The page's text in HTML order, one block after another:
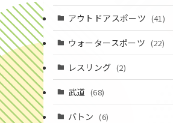
(37)
(18)
(43)
(52)
(20)
(14)
(10)
(16)
アウトドアスポーツ (41)
(4)
(8)
ウォータースポーツ (22)
(7)
(15)
(1)
レスリング (2)
武道 (68)
バトン (6)